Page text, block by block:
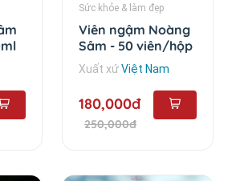
Sức khỏe & làm đẹp
Viên ngậm Noàng
Sâm - 50 viên/hộp
Xuất xứViệt Nam
180,000đ
250,000đ